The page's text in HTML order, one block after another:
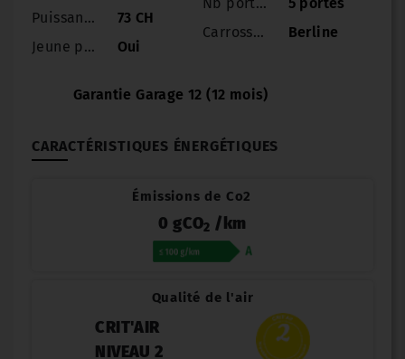
Puissance réelle
73 CH
Jeune permis
Oui
Carrosserie
Berline
Garantie Garage 12 (12 mois)
CARACTÉRISTIQUES ÉNERGÉTIQUES
Émissions de Co2
0 gCO2 /km
Qualité de l'air
CRIT'AIR
NIVEAU 2